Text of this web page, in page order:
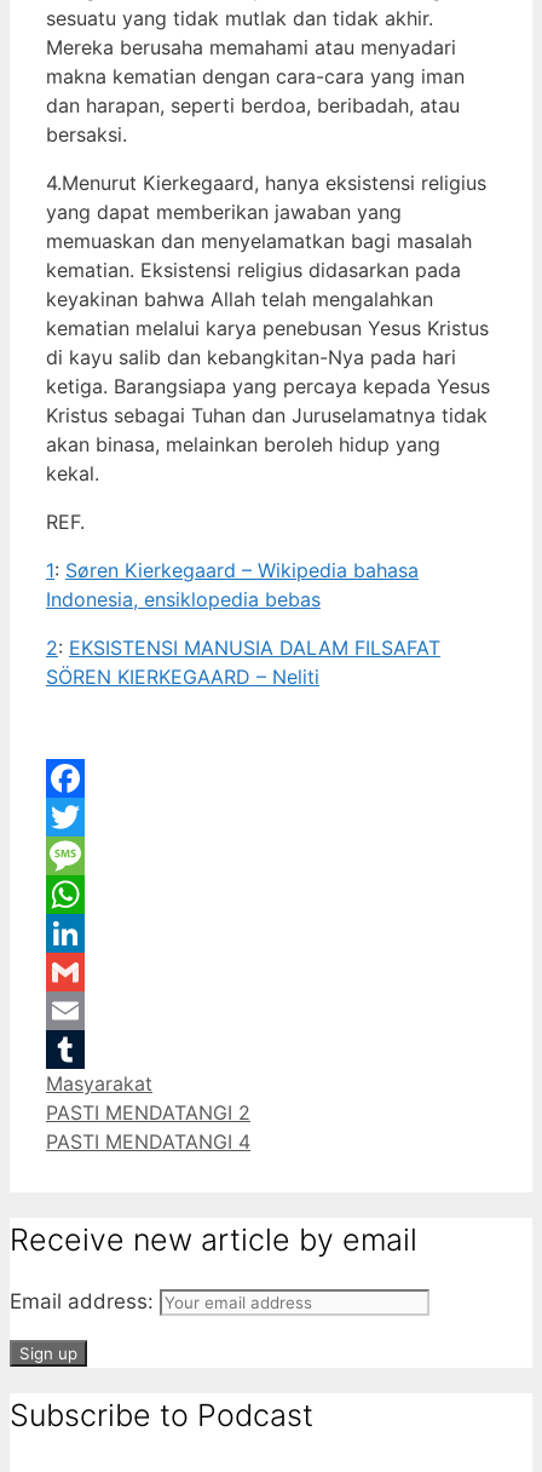
sesuatu yang tidak mutlak dan tidak akhir.
Mereka berusaha memahami atau menyadari
makna kematian dengan cara-cara yang iman
dan harapan, seperti berdoa, beribadah, atau
bersaksi.
4.Menurut Kierkegaard, hanya eksistensi religius
yang dapat memberikan jawaban yang
memuaskan dan menyelamatkan bagi masalah
kematian. Eksistensi religius didasarkan pada
keyakinan bahwa Allah telah mengalahkan
kematian melalui karya penebusan Yesus Kristus
di kayu salib dan kebangkitan-Nya pada hari
ketiga. Barangsiapa yang percaya kepada Yesus
Kristus sebagai Tuhan dan Juruselamatnya tidak
akan binasa, melainkan beroleh hidup yang
kekal.
REF.
1: Søren Kierkegaard – Wikipedia bahasa
Indonesia, ensiklopedia bebas
2: EKSISTENSI MANUSIA DALAM FILSAFAT
SÖREN KIERKEGAARD – Neliti
Facebook
Twitter
Message
WhatsApp
LinkedIn
Gmail
Email
Tumblr
Categories
Masyarakat
PASTI MENDATANGI 2
PASTI MENDATANGI 4
Receive new article by email
Email address:
Subscribe to Podcast